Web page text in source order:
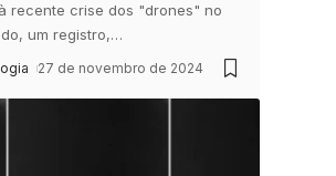
recente crise dos "drones" no
um registro,…
27 de novembro de 2024